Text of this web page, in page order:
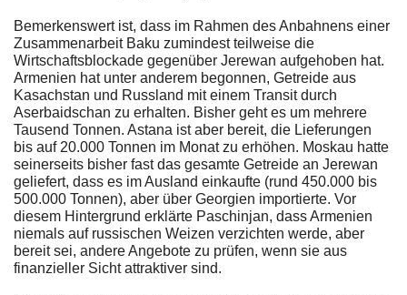
Bemerkenswert ist, dass im Rahmen des Anbahnens einer
Zusammenarbeit Baku zumindest teilweise die
Wirtschaftsblockade gegenüber Jerewan aufgehoben hat.
Armenien hat unter anderem begonnen, Getreide aus
Kasachstan und Russland mit einem Transit durch
Aserbaidschan zu erhalten. Bisher geht es um mehrere
Tausend Tonnen. Astana ist aber bereit, die Lieferungen
bis auf 20.000 Tonnen im Monat zu erhöhen. Moskau hatte
seinerseits bisher fast das gesamte Getreide an Jerewan
geliefert, dass es im Ausland einkaufte (rund 450.000 bis
500.000 Tonnen), aber über Georgien importierte. Vor
diesem Hintergrund erklärte Paschinjan, dass Armenien
niemals auf russischen Weizen verzichten werde, aber
bereit sei, andere Angebote zu prüfen, wenn sie aus
finanzieller Sicht attraktiver sind.